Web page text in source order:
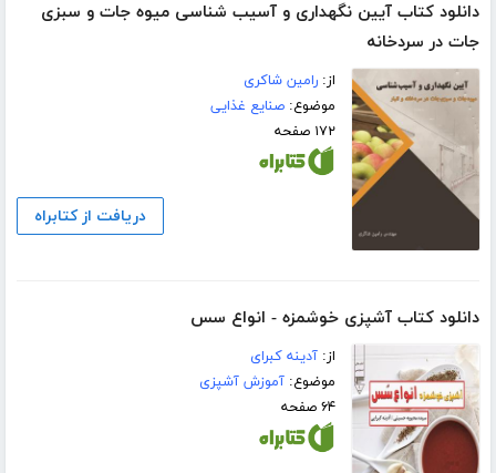
دانلود کتاب آیین نگهداری و آسیب شناسی میوه جات و سبزی
جات در سردخانه
از:رامین شاکری
موضوع:صنایع غذایی
۱۷۲ صفحه
دریافت از کتابراه
دانلود کتاب آشپزی خوشمزه - انواع سس
از:آدینه کبرای
موضوع:آموزش آشپزی
۶۴ صفحه